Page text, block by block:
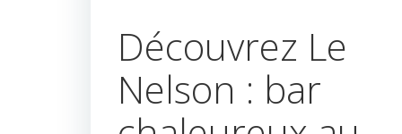
Découvrez Le
Nelson : bar